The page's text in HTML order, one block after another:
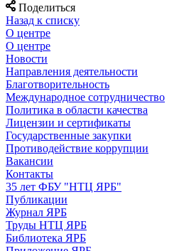
Поделиться
Назад к списку
О центре
О центре
Новости
Направления деятельности
Благотворительность
Международное сотрудничество
Политика в области качества
Лицензии и сертификаты
Государственные закупки
Противодействие коррупции
Вакансии
Контакты
35 лет ФБУ "НТЦ ЯРБ"
Публикации
Журнал ЯРБ
Труды НТЦ ЯРБ
Библиотека ЯРБ